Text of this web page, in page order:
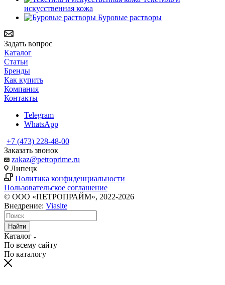
искусственная кожа
Буровые растворы
Задать вопрос
Каталог
Статьи
Бренды
Как купить
Компания
Контакты
Telegram
WhatsApp
+7 (473) 228-48-00
Заказать звонок
zakaz@petroprime.ru
Липецк
Политика конфиденциальности
Пользовательское соглашение
© ООО «ПЕТРОПРАЙМ», 2022-2026
Внедрение: Viasite
Найти
Каталог
По всему сайту
По каталогу